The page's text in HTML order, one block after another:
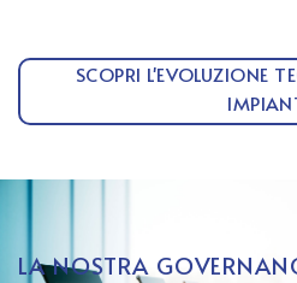
SCOPRI L'EVOLUZIONE
LA NOSTRA